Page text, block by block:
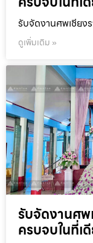
รับจัดงานศพเชียง
ดูเพิ่มเติม »
รับจัดงานศพ
ครบจบในที่เ